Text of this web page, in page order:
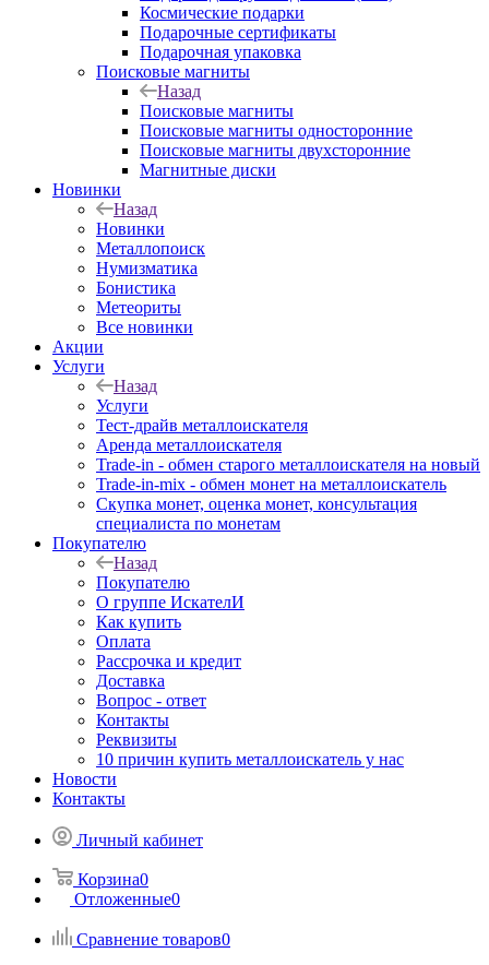
Космические подарки
Подарочные сертификаты
Подарочная упаковка
Поисковые магниты
Назад
Поисковые магниты
Поисковые магниты односторонние
Поисковые магниты двухсторонние
Магнитные диски
Новинки
Назад
Новинки
Металлопоиск
Нумизматика
Бонистика
Метеориты
Все новинки
Акции
Услуги
Назад
Услуги
Тест-драйв металлоискателя
Аренда металлоискателя
Trade-in - обмен старого металлоискателя на новый
Trade-in-mix - обмен монет на металлоискатель
Скупка монет, оценка монет, консультация
специалиста по монетам
Покупателю
Назад
Покупателю
О группе ИскателИ
Как купить
Оплата
Рассрочка и кредит
Доставка
Вопрос - ответ
Контакты
Реквизиты
10 причин купить металлоискатель у нас
Новости
Контакты
Личный кабинет
Корзина0
Отложенные0
Сравнение товаров0